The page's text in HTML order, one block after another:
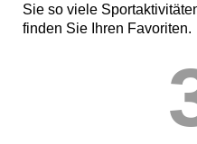
Sie so viele
finden Sie Ihren Favoriten.